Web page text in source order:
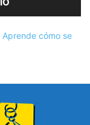
Aprende cómo se